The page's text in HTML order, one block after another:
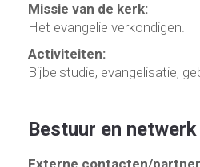
Missie van de kerk:
Het evangelie verkondigen.
Activiteiten:
Bijbelstudie, evangelisatie,
Bestuur en netwerk